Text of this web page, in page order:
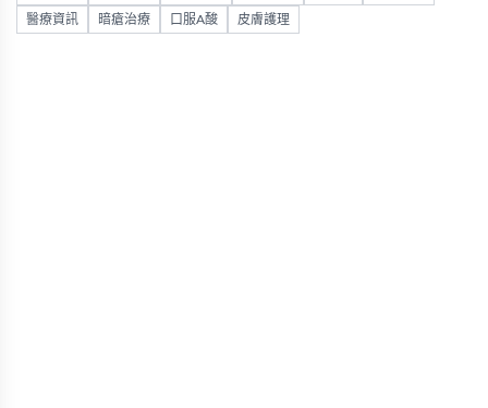
醫療資訊 暗瘡治療 口服A酸 皮膚護理